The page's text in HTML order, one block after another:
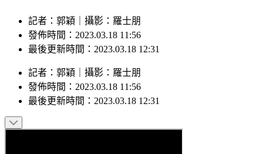
發佈時間：2023.03.18 11:56
最後更新時間：2023.03.18 12:31
發佈時間： 2023.03.18 11:56
最後更新時間：2023.03.18 12:31